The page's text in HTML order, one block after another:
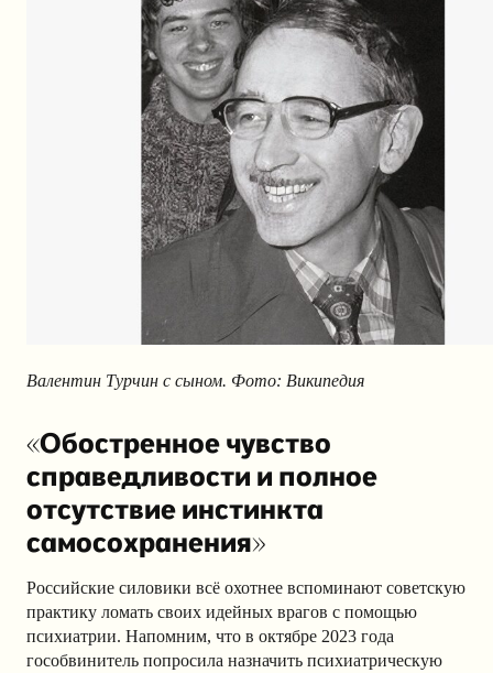
Валентин Турчин с сыном. Фото: Википедия
«Обостренное чувство
справедливости и полное
отсутствие инстинкта
самосохранения»
Российские силовики всё охотнее вспоминают советскую
практику ломать своих идейных врагов с помощью
психиатрии. Напомним, что в октябре 2023 года
гособвинитель попросила назначить психиатрическую